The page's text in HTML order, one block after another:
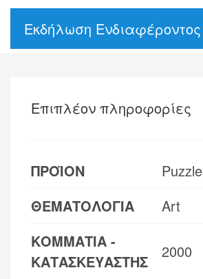
Εκδήλωση Ενδιαφέροντος
Επιπλέον πληροφορίες
ΠΡΟΪΟΝ
Puzzle
ΘΕΜΑΤΟΛΟΓΙΑ
Art
ΚΟΜΜΑΤΙΑ -
ΚΑΤΑΣΚΕΥΑΣΤΗΣ
2000